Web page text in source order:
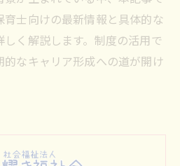
士向けの最新情報と具体的な
く解説します。制度の活用で
なキャリア形成への道が開け